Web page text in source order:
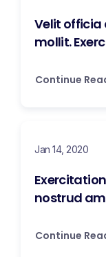
Velit officia
mollit.
Continue
Jan 14, 2020
nostrud
Continue